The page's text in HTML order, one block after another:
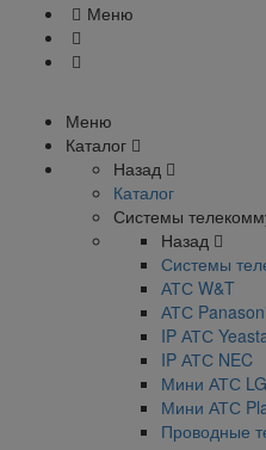
Меню
Меню
Каталог
Назад
Каталог
Системы
Назад
Системы
АТС W&T
АТС
IP АТС
IP АТС NEC
Мини АТС LG
Мини АТС
Проводные